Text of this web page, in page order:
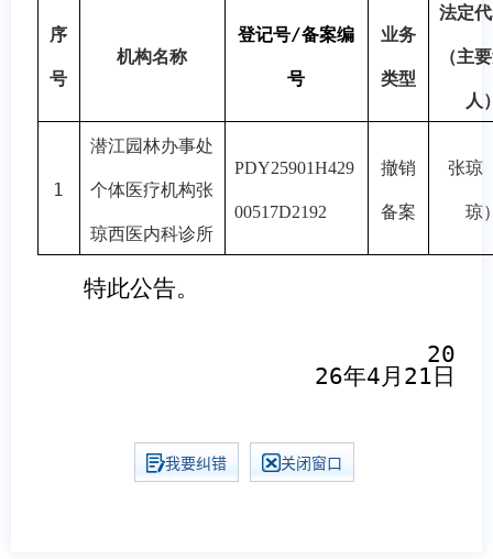
序
号
机构名称
登记号/备案编
号
业务
类型
法定
（主
人
1
潜江园林办事处
个体医疗机构张
琼西医内科诊所
PDY25901H429
00517D2192
撤销
备案
张琼
琼
特此公告。
20
26年4月 21 日
我要纠错 关闭窗口